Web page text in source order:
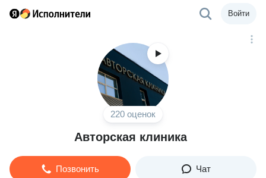
Войти
220 оценок
Авторская клиника
Позвонить Чат